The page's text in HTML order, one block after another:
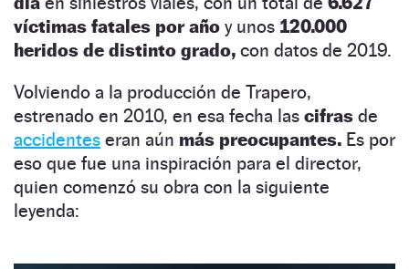
víctimas fatales por año y unos 120.000
heridos de distinto grado, con datos de 2019.
Volviendo a la producción de Trapero,
estrenado en 2010, en esa fecha las cifras de
accidentes eran aún más preocupantes. Es por
eso que fue una inspiración para el director,
quien comenzó su obra con la siguiente
leyenda: